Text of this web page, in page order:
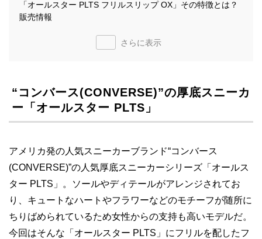
「オールスター PLTS フリルスリップ OX」その特徴とは？
販売情報
さらに表示
“コンバース(CONVERSE)”の厚底スニーカ
ー「オールスター PLTS」
アメリカ発の人気スニーカーブランド“コンバース
(CONVERSE)”の人気厚底スニーカーシリーズ「オールス
ター PLTS」。ソールやディテールがアレンジされてお
り、キュートなハートやフラワーなどのモチーフが随所に
ちりばめられているため女性からの支持も高いモデルだ。
今回はそんな「オールスター PLTS」にフリルを配したフ